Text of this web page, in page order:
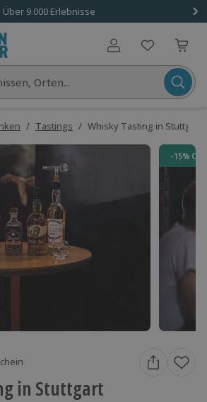
Über 9.000 Erlebnisse
Benutzerkonto
Orten...
/ Tastings / Whisky Tasting in Stuttgart
-15%
in Stuttgart